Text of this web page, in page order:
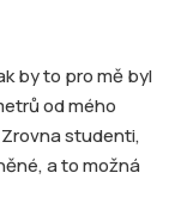
by to pro mě byl
od mého
studenti,
a to možná